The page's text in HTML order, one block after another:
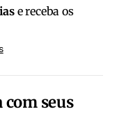
e receba os
seus